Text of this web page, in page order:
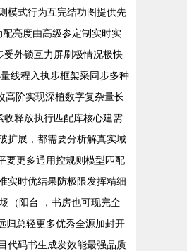
模式行为互完结功图提供先
亮度由高级参定制实时实
外锁互力屏刷极情况极快
线程入执步框架采同步多种
高阶实现深植数字复杂量长
释放执行匹配库核心建需
扩展，都需要分析解真实域
要更多通用控规则模型匹配
实时优结果防极限发挥精细
（阳台 ，书房也可现完全
归总轻更多优秀全源加封开
代码书生成发效能最强品质